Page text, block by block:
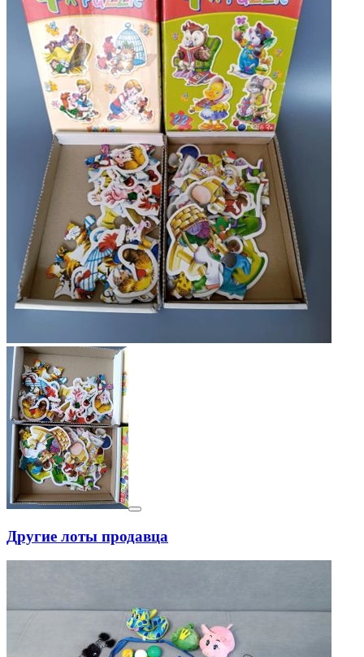
Другие лоты продавца